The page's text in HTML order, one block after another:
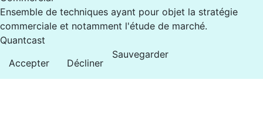
Ensemble de techniques ayant pour objet la stratégie
commerciale et notamment l'étude de marché.
Quantcast
Accepter
Décliner
Sauvegarder